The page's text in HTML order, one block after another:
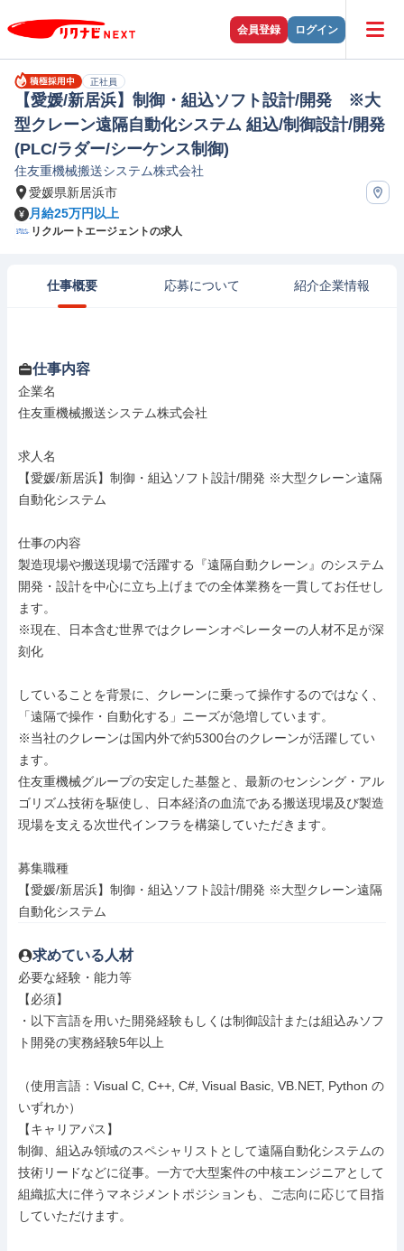
会員登録 ログイン
正社員
【愛媛/新居浜】制御・組込ソフト設計/開発 ※大
型クレーン遠隔自動化システム 組込/制御設計/開発
(PLC/ラダー/シーケンス制御)
住友重機械搬送システム株式会社
愛媛県新居浜市
月給25万円以上
リクルートエージェントの求人
仕事概要 応募について 紹介企業情報
仕事内容
企業名
住友重機械搬送システム株式会社
求人名
【愛媛/新居浜】制御・組込ソフト設計/開発 ※大型クレーン遠隔
自動化システム
仕事の内容
製造現場や搬送現場で活躍する『遠隔自動クレーン』のシステム
開発・設計を中心に立ち上げまでの全体業務を一貫してお任せし
ます。
※現在、日本含む世界ではクレーンオペレーターの人材不足が深
刻化
していることを背景に、クレーンに乗って操作するのではなく、
「遠隔で操作・自動化する」ニーズが急増しています。
※当社のクレーンは国内外で約5300台のクレーンが活躍してい
ます。
住友重機械グループの安定した基盤と、最新のセンシング・アル
ゴリズム技術を駆使し、日本経済の血流である搬送現場及び製造
現場を支える次世代インフラを構築していただきます。
募集職種
【愛媛/新居浜】制御・組込ソフト設計/開発 ※大型クレーン遠隔
自動化システム
求めている人材
必要な経験・能力等
【必須】
・以下言語を用いた開発経験もしくは制御設計または組込みソフ
ト開発の実務経験5年以上
（使用言語：Visual C, C++, C#, Visual Basic, VB.NET, Python の
いずれか）
【キャリアパス】
制御、組込み領域のスペシャリストとして遠隔自動化システムの
技術リードなどに従事。一方で大型案件の中核エンジニアとして
組織拡大に伴うマネジメントポジションも、ご志向に応じて目指
していただけます。